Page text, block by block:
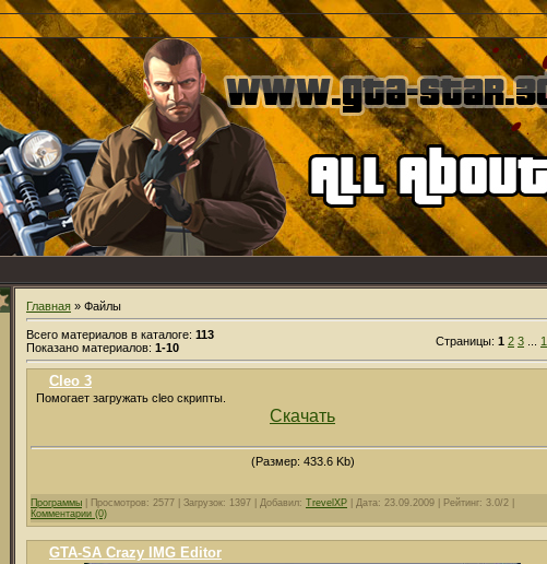
Главная » Файлы
Всего материалов в каталоге: 113
Показано материалов: 1-10 Страницы: 1 2 3
Cleo 3
Помогает загружать cleo скрипты.
Скачать
(Размер: 433.6 Kb)
Программы | Просмотров: 2577 | Загрузок: 1397 | Добавил: TrevelXP | Дата: 23.09.2009 | Рейтинг: 3.0/2 |
Комментарии (0)
GTA-SA Crazy IMG Editor